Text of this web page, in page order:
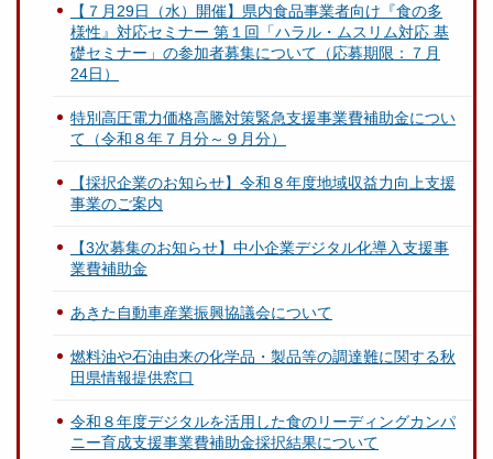
【７月29日（水）開催】県内食品事業者向け『食の多
様性』対応セミナー 第１回「ハラル・ムスリム対応 基
礎セミナー」の参加者募集について（応募期限：７月
24日）
特別高圧電力価格高騰対策緊急支援事業費補助金につい
て（令和８年７月分～９月分）
【採択企業のお知らせ】令和８年度地域収益力向上支援
事業のご案内
【3次募集のお知らせ】中小企業デジタル化導入支援事
業費補助金
あきた自動車産業振興協議会について
燃料油や石油由来の化学品・製品等の調達難に関する秋
田県情報提供窓口
令和８年度デジタルを活用した食のリーディングカンパ
ニー育成支援事業費補助金採択結果について